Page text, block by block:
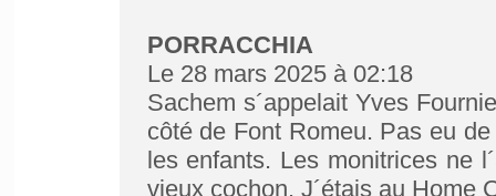
PORRACCHIA
Le 28 mars 2025 à 02:18
Sachem s´appelait Yves
côté de Font Romeu. Pas eu
les enfants. Les monitrices ne
vieux cochon. J´étais au Home